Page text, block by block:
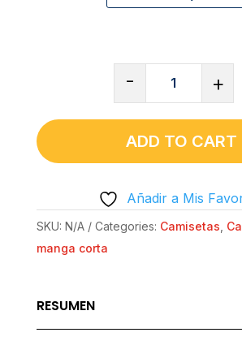
-
CUELLO
REDONDO
UNISEX
|
+
ADD TO CART
Añadir a Mis
SKU: N/A Categories: Camisetas
manga corta
RESUMEN